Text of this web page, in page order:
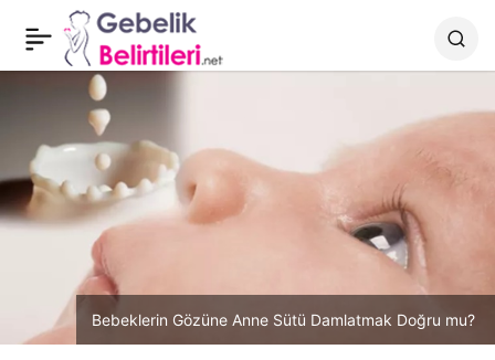
Bebeklerin Gözüne Anne Sütü Damlatmak Doğru mu?
Çocuklara Tuvalet
Eğitimi Nasıl Verilir?
Paylaş